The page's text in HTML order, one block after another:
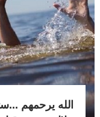
الله يرحمهم